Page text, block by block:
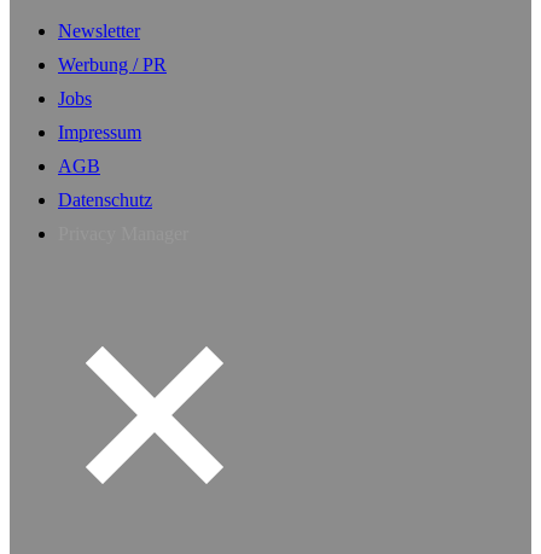
Newsletter
Werbung / PR
Jobs
Impressum
AGB
Datenschutz